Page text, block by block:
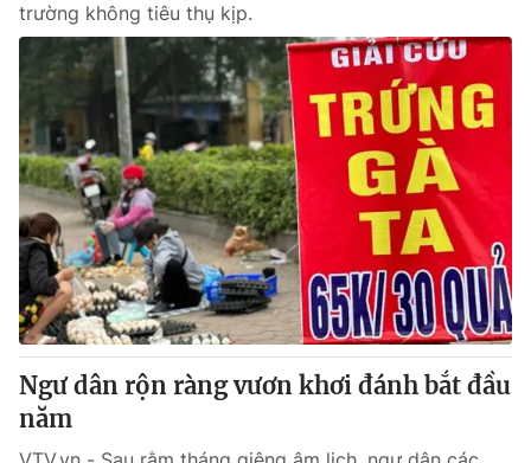
trường không tiêu thụ kịp.
Ngư dân rộn ràng vươn khơi đánh bắt đầu
năm